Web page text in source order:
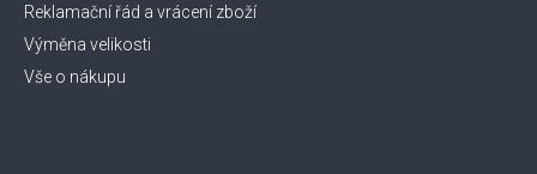
Reklamační řád a vrácení zboží
Výměna velikosti
Vše o nákupu